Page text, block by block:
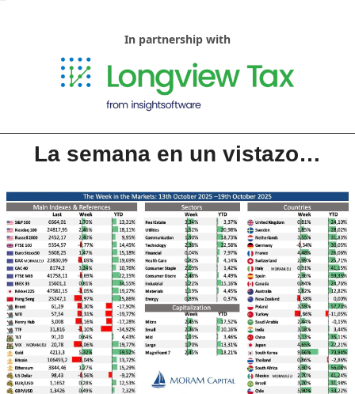
In partnership with
La semana en un vistazo…